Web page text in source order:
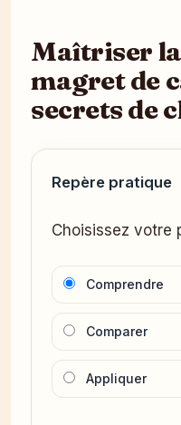
Maîtriser
magret de
secrets de
Repère pratique
Choisissez votre
Comprendre
Comparer
Appliquer